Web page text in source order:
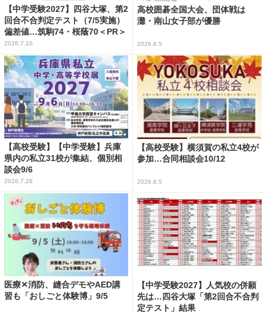
【中学受験2027】四谷大塚、第2
回合不合判定テスト（7/5実施）
偏差値…筑駒74・桜蔭70＜PR＞
2026.7.10
高校囲碁全国大会、団体戦は
灘・南山女子部が優勝
2026.8.5
【高校受験】【中学受験】兵庫
県内の私立31校が集結、個別相
談会9/6
2026.7.28
【高校受験】横須賀の私立4校が
参加…合同相談会10/12
2026.8.5
医療✕消防、縫合デモやAED講
習も「おしごと体験博」9/5
【中学受験2027】人気校の併願
先は…四谷大塚「第2回合不合判
定テスト」結果